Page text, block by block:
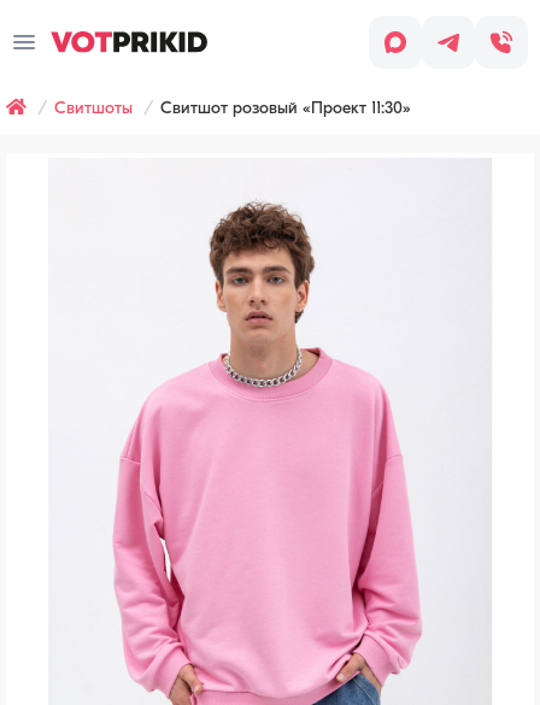
Свитшоты Свитшот розовый «Проект 11:30»
Наш менеджер скоро с вами
свяжется, чтобы обсудить детали
заказа.
Заказ
получать
рассылку
(СМС,
сообщения
в WhatsApp/Telegram,
email-
рассылки)
Отправить